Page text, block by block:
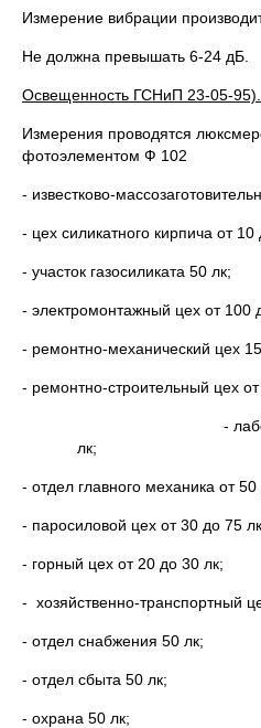
Измерение вибрации
Не должна превышать 6-24 дБ.
Освещенность ГСНиП 23-05-95).
Измерения проводятся
фотоэлементом Ф 102
- известково-
- цех силикатного кирпича от 10
- участок газосиликата 50 лк;
- электромонтажный цех от 100
- ремонтно-механический цех
- ремонтно-строительный цех
-
- отдел главного механика от
- паросиловой цех от 30 до 75
- горный цех от 20 до 30 лк;
- хозяйственно-транспортный
- отдел снабжения 50 лк;
- отдел сбыта 50 лк;
- охрана 50 лк;